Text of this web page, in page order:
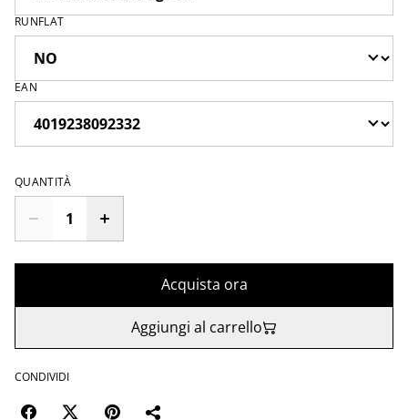
RUNFLAT
EAN
QUANTITÀ
Acquista ora
Aggiungi al carrello
CONDIVIDI